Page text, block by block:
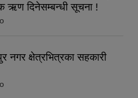
ऋण दिनेसम्बन्धी सूचना !
नगर क्षेत्रभित्रका सहकारी